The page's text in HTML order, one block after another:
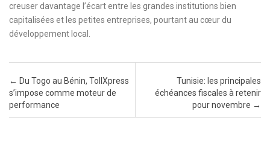
creuser davantage l’écart entre les grandes institutions bien
capitalisées et les petites entreprises, pourtant au cœur du
développement local.
Post navigation
← Du Togo au Bénin, TollXpress
s’impose comme moteur de
performance
Tunisie: les principales
échéances fiscales à retenir
pour novembre →